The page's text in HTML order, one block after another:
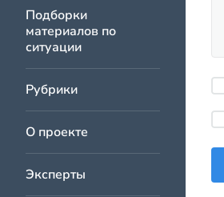
Подборки
материалов по
ситуации
Рубрики
О проекте
Эксперты